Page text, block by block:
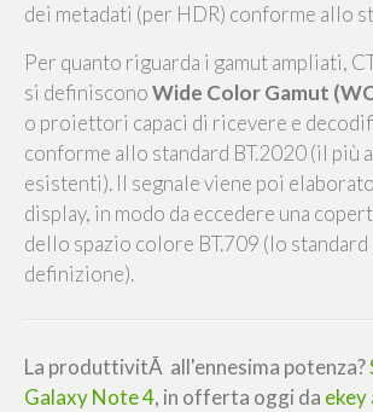
dei metadati (per HDR) conforme allo
Per quanto riguarda i gamut ampliati,
si definisconoWide Color Gamut
o proiettori capaci di ricevere e
conforme allo standard BT.2020 (il più
esistenti). Il segnale viene poi
display, in modo da eccedere una
dello spazio colore BT.709 (lo
definizione).
La produttivitÃ all'ennesima potenza?
Galaxy Note 4, in offerta oggi da ekey